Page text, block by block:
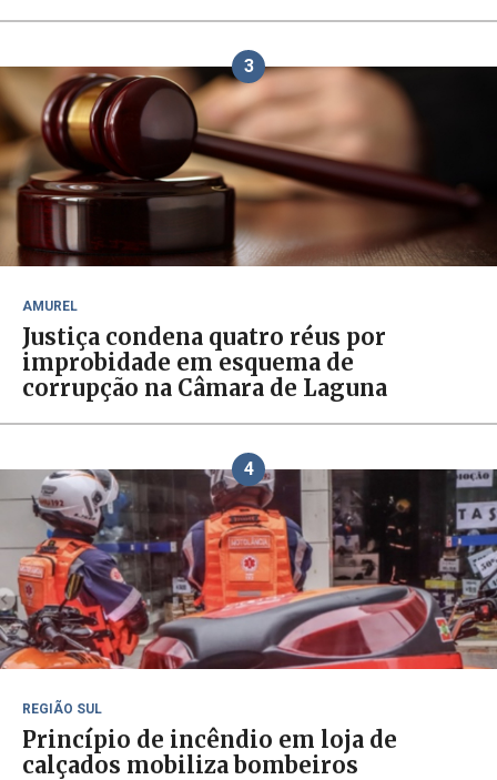
3
AMUREL
Justiça condena quatro réus por
improbidade em esquema de
corrupção na Câmara de Laguna
4
REGIÃO SUL
Princípio de incêndio em loja de
calçados mobiliza bombeiros